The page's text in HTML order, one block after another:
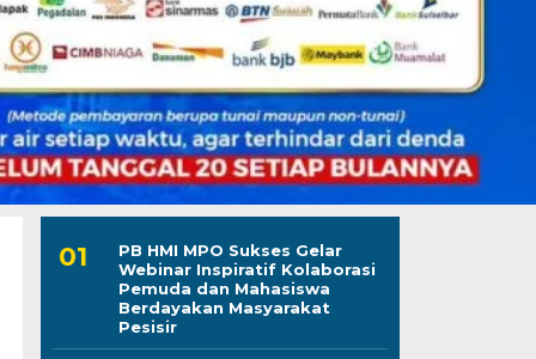
PB HMI MPO Sukses Gelar
Webinar Inspiratif Kolaborasi
Pemuda dan Mahasiswa
Berdayakan Masyarakat
Pesisir